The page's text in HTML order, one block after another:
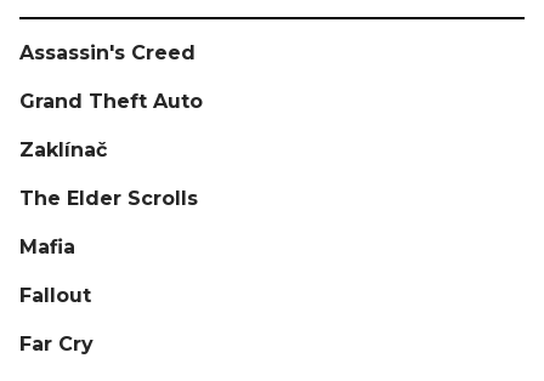
Assassin's Creed
Grand Theft Auto
Zaklínač
The Elder Scrolls
Mafia
Fallout
Far Cry